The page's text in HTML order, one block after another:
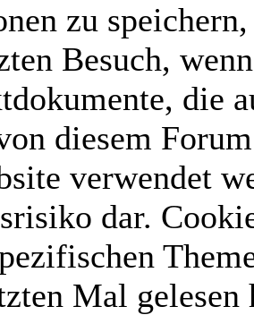
zu
Besuch,
die
diesem
verwendet
dar.
Mal gelesen